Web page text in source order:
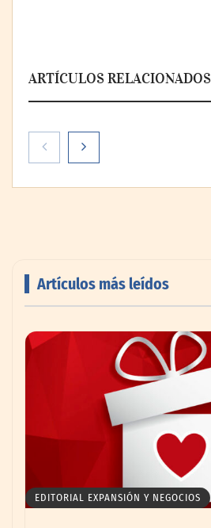
ARTÍCULOS RELACIONADOS
Nicols presenta seis
compromiso para el
‘El ransomware se puede
pagues el rescate’: el
Ricardo Palacio Escobar
Artículos más leídos
EDITORIAL EXPANSIÓN Y NEGOCIOS